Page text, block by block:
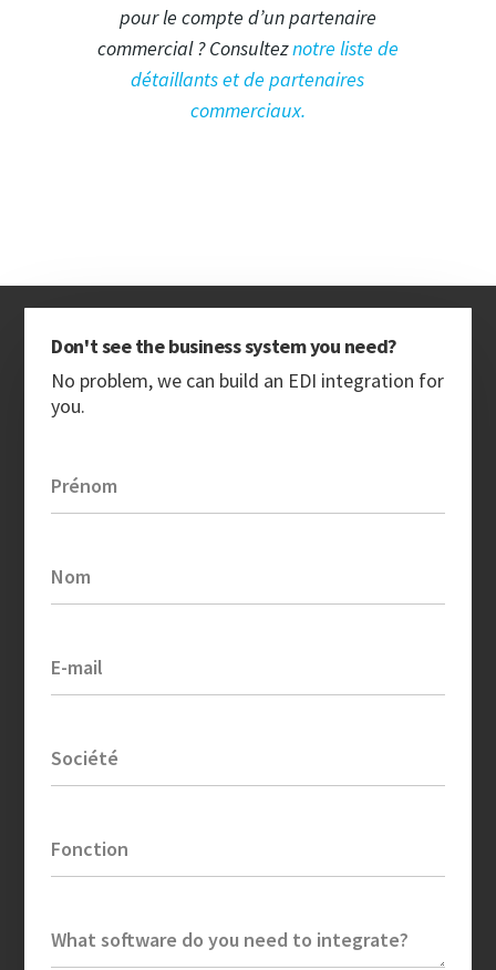
pour le compte d’un partenaire
commercial ? Consulteznotre liste de
détaillants et de partenaires
commerciaux.
Don't see the business system you need?
No problem, we can build an EDI integration for
you.
Prénom
Nom
E-mail
Société
Fonction
What software do you need to integrate?